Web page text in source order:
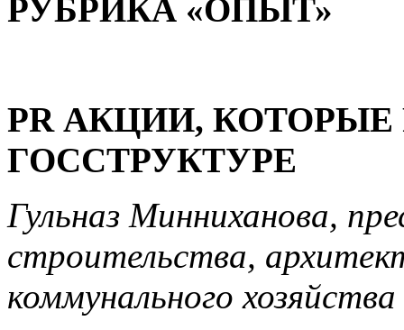
РУБРИКА «ОПЫТ»
PR АКЦИИ,
ГОССТРУКТУРЕ
Гульназ Минниханова,
строительства,
коммунального